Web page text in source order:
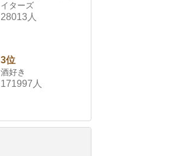
イターズ
28013人
3位
酒好き
171997人